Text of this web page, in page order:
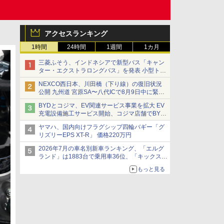
アクセスランキング
1時間 24時間 1週間 1カ月
三菱ふそう、インドネシアで新型バス「キャン
ター・エクストラロングバス」を発表 小型トラ
ックベースの観光・旅客輸送向けバス
NEXCO西日本、川田橋（下り線）の復旧状況
公開 九州道 宮原SA〜八代ICで8月9日中に緊急
車両を通行可能に
BYDとコジマ、EV関連サービス事業を拡大 EV
充電設備施工サービス開始、コジマ店舗でBYD
車の展示・試乗イベントを強化
ヤマハ、国内向けフラグシップ四輪バギー「グ
リズリーEPS XT-R」 価格220万円
2026年7月の車名別新車ランキング、「エルグ
ランド」は1883台で乗用車36位、「キックス」
もっと見る